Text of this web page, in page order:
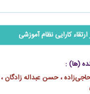
کارایی نظام آموزشی
(ها) :
، حسن عبداله زادگان